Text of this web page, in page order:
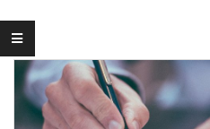
A
S